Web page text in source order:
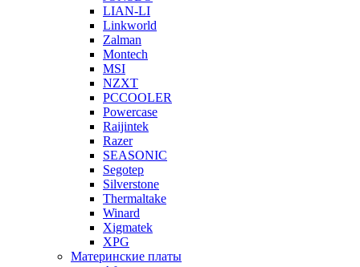
LIAN-LI
Linkworld
Zalman
Montech
MSI
NZXT
PCCOOLER
Powercase
Raijintek
Razer
SEASONIC
Segotep
Silverstone
Thermaltake
Winard
Xigmatek
XPG
Материнские платы